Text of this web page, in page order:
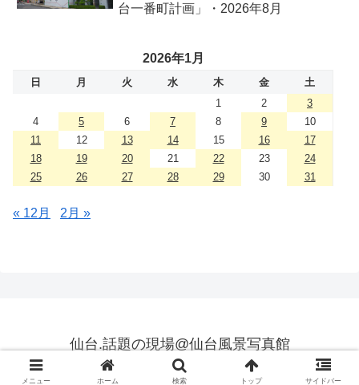
台一番町計画」・2026年8月
2026年1月
日 月 火 水 木 金
土
1
2
3
4
5 6 7 8 9
10
11
12 13 14 15 16
17
18
19 20 21 22 23
24
25
26 27 28 29 30 31
« 12月 2月 »
仙台.話題の現場@仙台風景写真館
© 2017 仙台.話題の現場@仙台風景写真館.
メニュー ホーム 検索 トップ サイドバー